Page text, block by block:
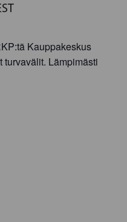
Kauppakeskus
turvavälit. Lämpimästi